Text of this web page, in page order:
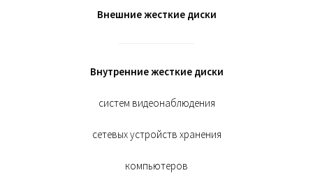
Внешние жесткие диски
Внутренние жесткие диски
систем видеонаблюдения
сетевых устройств хранения
компьютеров